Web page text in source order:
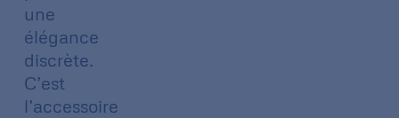
une
élégance
discrète.
C’est
l’accessoire